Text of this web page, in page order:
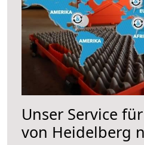
Unser Service
von Heidelberg